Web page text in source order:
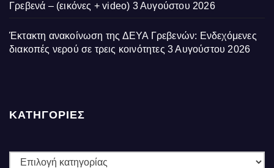
Γρεβενά – (εικόνες + video) 3 Αυγούστου 2026
Έκτακτη ανακοίνωση της ΔΕΥΑ Γρεβενών: Ενδεχόμενες
διακοπές νερού σε τρεις κοινότητες 3 Αυγούστου 2026
ΚΑΤΗΓΟΡΙΕΣ
ΚΑΤΗΓΟΡΙΕΣ